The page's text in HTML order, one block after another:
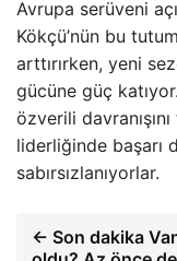
Avrupa serüveni
Kökçü’nün bu
arttırırken, yeni
gücüne güç
özverili
liderliğinde başarı
sabırsızlanıyorlar.
← Son dakika